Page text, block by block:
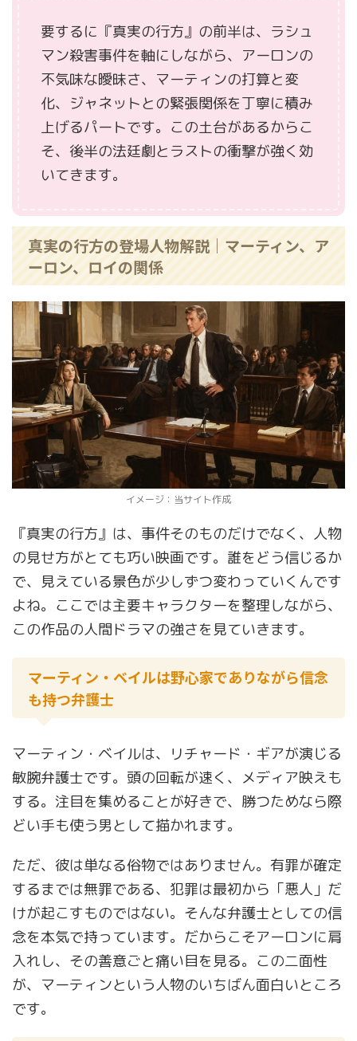
要するに『真実の行方』の前半は、ラシュ
マン殺害事件を軸にしながら、アーロンの
不気味な曖昧さ、マーティンの打算と変
化、ジャネットとの緊張関係を丁寧に積み
上げるパートです。この土台があるからこ
そ、後半の法廷劇とラストの衝撃が強く効
いてきます。
真実の行方の登場人物解説｜マーティン、ア
ーロン、ロイの関係
イメージ：当サイト作成
『真実の行方』は、事件そのものだけでなく、人物
の見せ方がとても巧い映画です。誰をどう信じるか
で、見えている景色が少しずつ変わっていくんです
よね。ここでは主要キャラクターを整理しながら、
この作品の人間ドラマの強さを見ていきます。
マーティン・ベイルは野心家でありながら信念
も持つ弁護士
マーティン・ベイルは、リチャード・ギアが演じる
敏腕弁護士です。頭の回転が速く、メディア映えも
する。注目を集めることが好きで、勝つためなら際
どい手も使う男として描かれます。
ただ、彼は単なる俗物ではありません。有罪が確定
するまでは無罪である、犯罪は最初から「悪人」だ
けが起こすものではない。そんな弁護士としての信
念を本気で持っています。だからこそアーロンに肩
入れし、その善意ごと痛い目を見る。この二面性
が、マーティンという人物のいちばん面白いところ
です。